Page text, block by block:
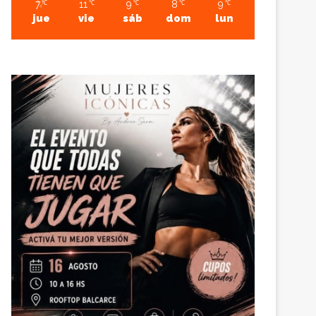
7 ℃
jue
11 ℃
vie
9 ℃
sáb
8 ℃
dom
9 ℃
lun